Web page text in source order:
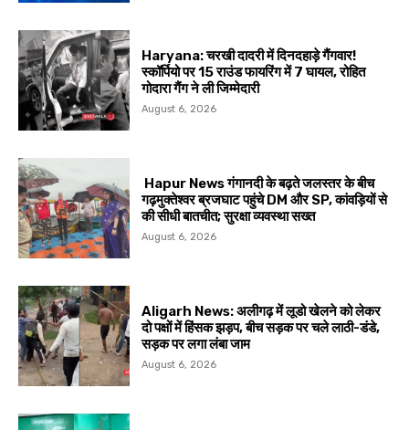
Haryana: चरखी दादरी में दिनदहाड़े गैंगवार!
स्कॉर्पियो पर 15 राउंड फायरिंग में 7 घायल, रोहित
गोदारा गैंग ने ली जिम्मेदारी
August 6, 2026
Hapur News गंगानदी के बढ़ते जलस्तर के बीच
गढ़मुक्तेश्वर ब्रजघाट पहुंचे DM और SP, कांवड़ियों से
की सीधी बातचीत; सुरक्षा व्यवस्था सख्त
August 6, 2026
Aligarh News: अलीगढ़ में लूडो खेलने को लेकर
दो पक्षों में हिंसक झड़प, बीच सड़क पर चले लाठी-डंडे,
सड़क पर लगा लंबा जाम
August 6, 2026